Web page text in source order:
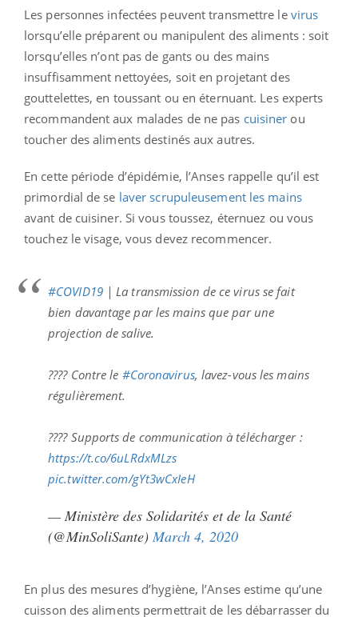
Les personnes infectées peuvent transmettre le virus
lorsqu’elle préparent ou manipulent des aliments : soit
lorsqu’elles n’ont pas de gants ou des mains
insuffisamment nettoyées, soit en projetant des
gouttelettes, en toussant ou en éternuant. Les experts
recommandent aux malades de ne pas cuisiner ou
toucher des aliments destinés aux autres.
En cette période d’épidémie, l’Anses rappelle qu’il est
primordial de se laver scrupuleusement les mains
avant de cuisiner. Si vous toussez, éternuez ou vous
touchez le visage, vous devez recommencer.
#COVID19| La transmission de ce virus se fait
bien davantage par les mains que par une
projection de salive.
???? Contre le #Coronavirus, lavez-vous les mains
régulièrement.
???? Supports de communication à télécharger :
https://t.co/6uLRdxMLzs
pic.twitter.com/gYt3wCxIeH
— Ministère des Solidarités et de la Santé
(@MinSoliSante) March 4, 2020
En plus des mesures d’hygiène, l’Anses estime qu’une
cuisson des aliments permettrait de les débarrasser du